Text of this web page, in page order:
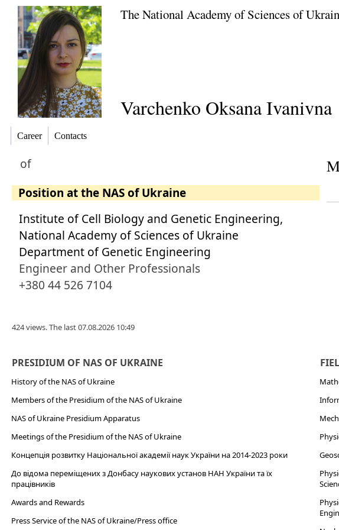
The National Academy of Sciences of
Varchenko Oksana Ivanivna
Career Contacts
of
Position at the NAS of Ukraine
Institute of Cell Biology and Genetic Engineering,
National Academy of Sciences of Ukraine
Department of Genetic Engineering
Engineer and Other Professionals
+380 44 526 7104
424 views. The last 07.08.2026 10:49
PRESIDIUM OF NAS OF UKRAINE
History of the NAS of Ukraine
Members of the Presidium of the NAS of Ukraine
NAS of Ukraine Presidium Apparatus​
Meetings of the Presidium of the NAS of Ukraine
Концепція розвитку Національної академії наук України на 2014-2023 роки
До відома переміщених з Донбасу наукових установ НАН України та їх
працівників
Awards and Rewards
Press Service of the NAS of Ukraine/Press office